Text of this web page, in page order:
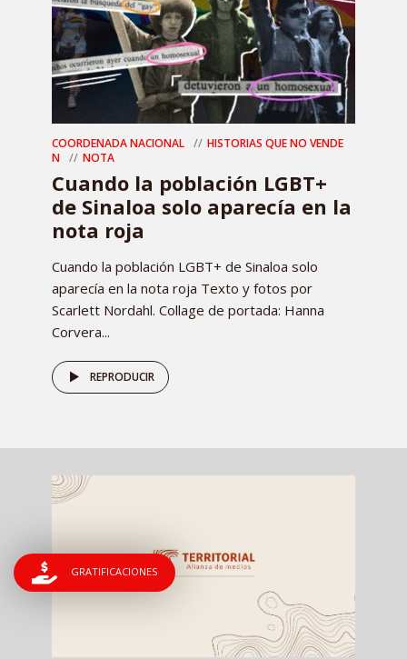
COORDENADA NACIONAL
HISTORIAS QUE NO VENDE
N
NOTA
Cuando la población LGBT+
de Sinaloa solo aparecía en la
nota roja
Cuando la población LGBT+ de Sinaloa solo
aparecía en la nota roja Texto y fotos por
Scarlett Nordahl. Collage de portada: Hanna
Corvera...
REPRODUCIR
GRATIFICACIONES